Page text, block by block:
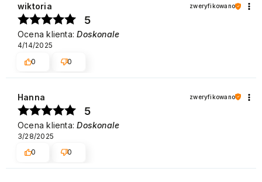
wiktoria zweryfikowano
5
Ocena klienta:Doskonale
4/14/2025
0
0
Hanna zweryfikowano
5
Ocena klienta:Doskonale
3/28/2025
0
0